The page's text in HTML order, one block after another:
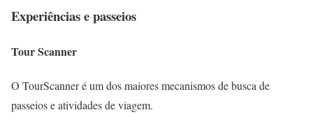
Experiências e passeios
Tour Scanner
O TourScanner é um dos maiores mecanismos de busca de
passeios e atividades de viagem.